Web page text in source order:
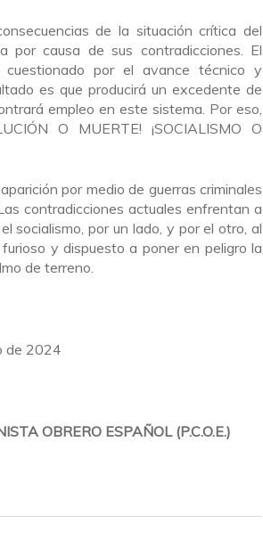
de la situación crítica del
por causa de sus contradicciones. El
por el avance técnico y
es que producirá un excedente de
empleo en este sistema. Por eso,
O MUERTE! ¡SOCIALISMO O
por medio de guerras criminales
contradicciones actuales enfrentan a
socialismo, por un lado, y por el otro, al
y dispuesto a poner en peligro la
de terreno.
de 2024
OBRERO ESPAÑOL (P.C.O.E.)